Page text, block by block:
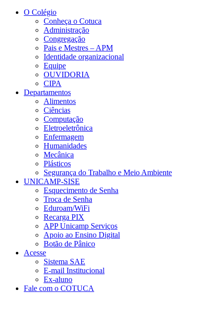
Conteúdo principal
O Colégio
Conheça o Cotuca
Administração
Congregação
Pais e Mestres – APM
Identidade organizacional
Equipe
OUVIDORIA
CIPA
Departamentos
Alimentos
Ciências
Computação
Eletroeletrônica
Enfermagem
Humanidades
Mecânica
Plásticos
Segurança do Trabalho e Meio Ambiente
UNICAMP-SISE
Esquecimento de Senha
Troca de Senha
Eduroam/WiFi
Recarga PIX
APP Unicamp Serviços
Apoio ao Ensino Digital
Botão de Pânico
Acesse
Sistema SAE
E-mail Institucional
Ex-aluno
Fale com o COTUCA